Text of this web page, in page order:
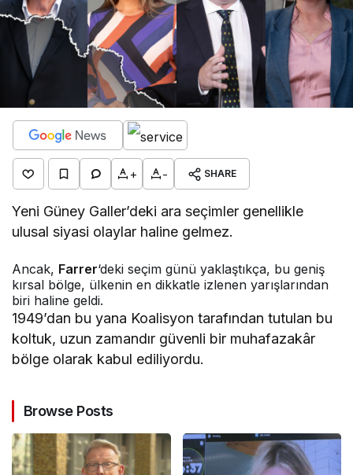
+ - SHARE
Yeni Güney Galler’deki ara seçimler genellikle
ulusal siyasi olaylar haline gelmez.
Ancak, Farrer‘deki seçim günü yaklaştıkça, bu geniş
kırsal bölge, ülkenin en dikkatle izlenen yarışlarından
biri haline geldi.
1949’dan bu yana Koalisyon tarafından tutulan bu
koltuk, uzun zamandır güvenli bir muhafazakâr
bölge olarak kabul ediliyordu.
Browse Posts